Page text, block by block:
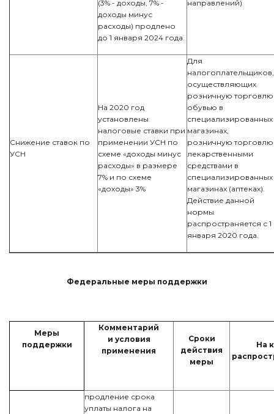
(3% - доходы, 7% -
доходы минус
расходы) продлено
до 1 января 2024 года.
направлений)
Снижение ставок по
УСН
На 2020 год
установлены
налоговые ставки при
применении УСН по
схеме «доходы минус
расходы» в размере
7% и по схеме
«доходы» 3%
Для
налогоплательщиков,
осуществляющих
розничную торговлю
обувью в
специализированных
магазинах,
розничную торговлю
лекарственными
средствами в
специализированных
магазинах (аптеках).
Действие данной
нормы
распространяется с 1
января 2020 года.
Федеральные меры поддержки
Меры
поддержки
Комментарий
и условия
применения
Сроки
действия
меры
На
продление срока
уплаты налога на